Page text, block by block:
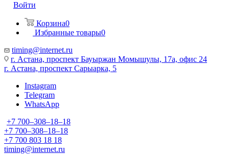
Войти
Корзина0
Избранные товары0
timing@internet.ru
г. Астана, проспект Бауыржан Момышулы, 17а, офис 24
г. Астана, проспект Сарыарка, 5
Instagram
Telegram
WhatsApp
+7 700‒308‒18‒18
+7 700‒308‒18‒18
+7 700 803 18 18
timing@internet.ru